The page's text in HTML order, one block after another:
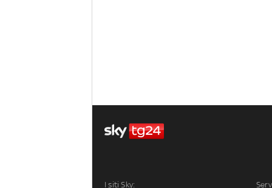
I siti Sky: